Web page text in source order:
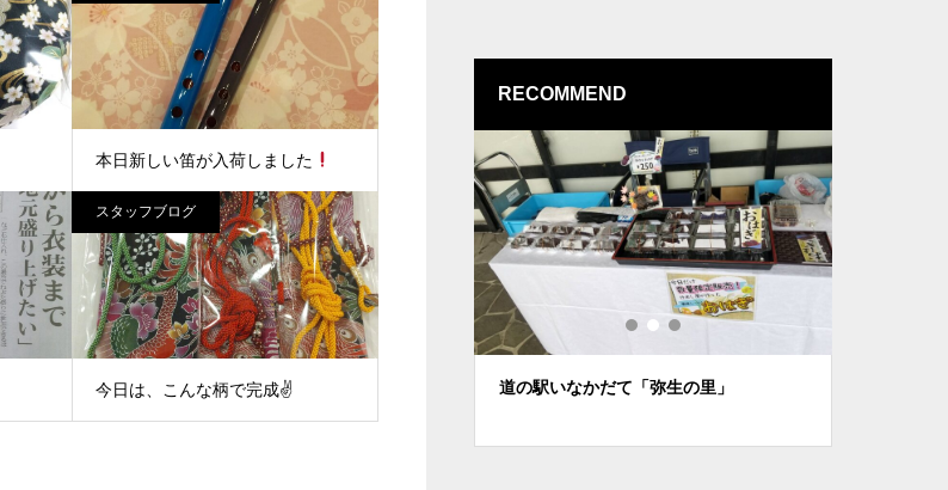
本日新しい笛が入荷しました
スタッフブログ
今日は、こんな柄で完成✌️
RECOMMEND
違う柄で～す 道の駅いなかだて「弥生の里」